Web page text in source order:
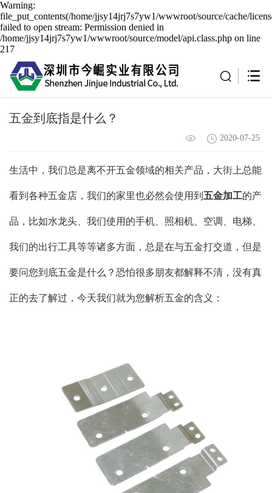
Warning:
file_put_contents(/home/jjsy14jrj7s7yw1/wwwroot/source/cache/
failed to open stream: Permission denied in
/home/jjsy14jrj7s7yw1/wwwroot/source/model/api.class.php on line
217
五金到底指是什么？
2020-07-25
生活中，我们总是离不开五金领域的相关产品，大街上总能
看到各种五金店，我们的家里也必然会使用到 五金加工的产
品，比如水龙头、我们使用的手机、照相机、空调、电梯、
我们的出行工具等等诸多方面，总是在与五金打交道，但是
要问您到底五金是什么？恐怕很多朋友都解释不清，没有真
正的去了解过，今天我们就为您解析五金的含义：